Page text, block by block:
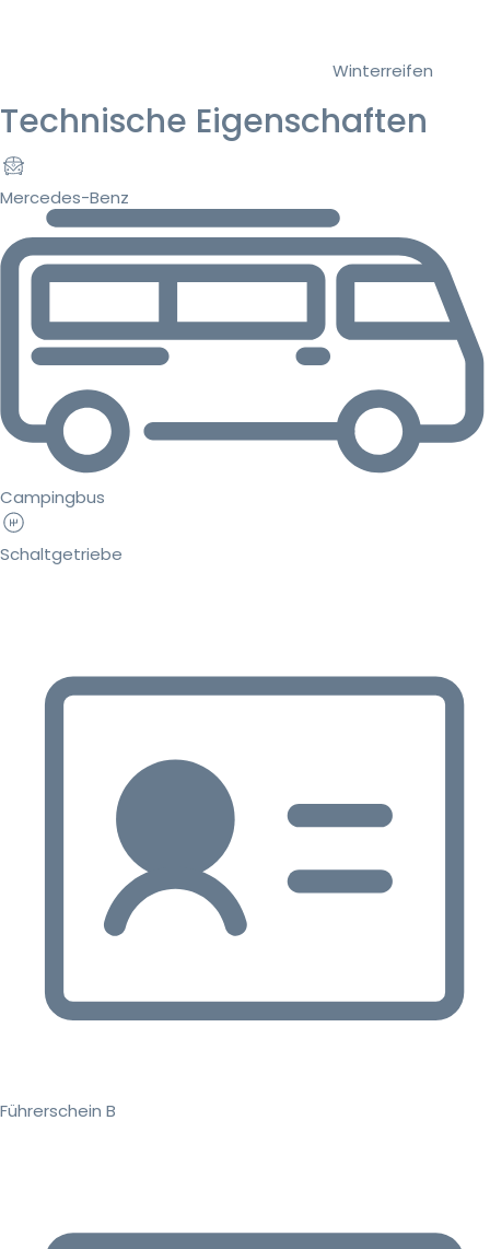
Winterreifen
Technische Eigenschaften
Mercedes-Benz
Campingbus
Schaltgetriebe
Führerschein B